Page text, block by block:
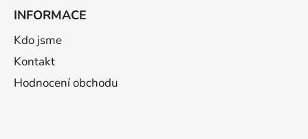
INFORMACE
Kdo jsme
Kontakt
Hodnocení obchodu